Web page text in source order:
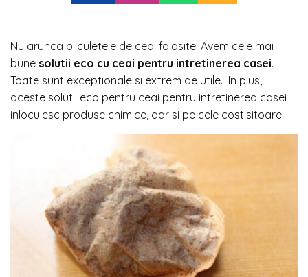
Nu arunca pliculetele de ceai folosite. Avem cele mai
bune solutii eco cu ceai pentru intretinerea casei.
Toate sunt exceptionale si extrem de utile. In plus,
aceste solutii eco pentru ceai pentru intretinerea casei
inlocuiesc produse chimice, dar si pe cele costisitoare.